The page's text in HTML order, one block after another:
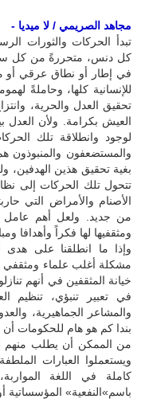
مجاهد الصريمي / لا ميديا -
تبدأ الحركات والثورات
كل دنس، متحررةً من كل
في إطار أو نطاق عرقي أو
للإنسانية كلها، وحاملةً
تحقيق العدل والحرية،
العيش بكرامة. ولأن العدل
لوجود وانطلاقة تلك
والمستضعفون
بغية تحقيق هذين الهدفين،
تتحول تلك الحركات إلى
الأصنام والأمراض التي
من جديد. ولعل أهم عامل
ومثقفيها لها فكراً وأهدافا
وإذا ما انطلقنا على هدى
مشكلة أغلب علماء ومثقفي
خيانة المثقفين في أنهم
في تعبير تنبؤي، تنظيم
والمشاعر الجماهيرية،
بندا كم هو هام للحكومات أن
من الممكن أن يطلب منهم
ويستعملوا العبارات
كاملة في اللغة
باسم»النفعية»